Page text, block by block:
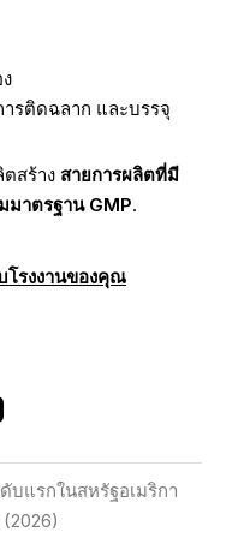
รติดฉลาก และบรรจุ
สร้าง สายการผลิตที่มี
มาตรฐาน GMP.
โรงงานของคุณ
บแรกในสหรัฐอเมริกา